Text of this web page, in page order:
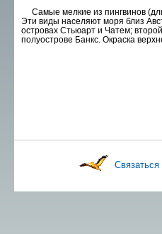
Самые мелкие из пингвинов
Эти виды населяют моря близ
островах Стьюарт и Чатем;
полуостро­ве Банкс. Окраска